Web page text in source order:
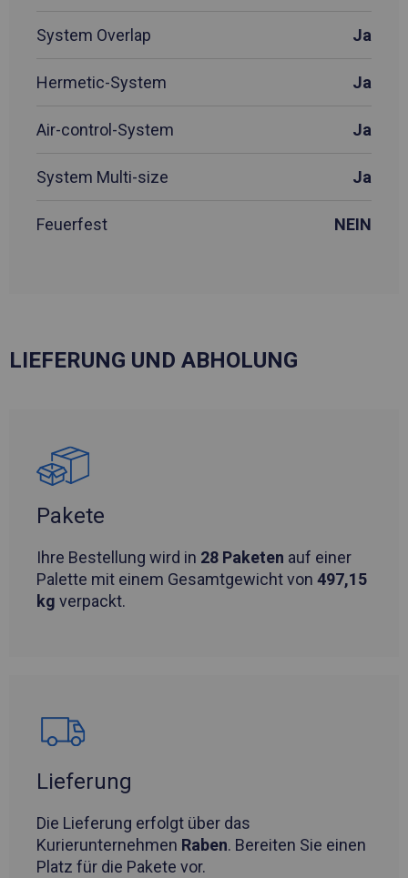
System Overlap Ja
Hermetic-System Ja
Air-control-System Ja
System Multi-size Ja
Feuerfest NEIN
LIEFERUNG UND ABHOLUNG
Pakete
Ihre Bestellung wird in 28 Paketen auf einer
Palette mit einem Gesamtgewicht von 497,15
kg verpackt.
Lieferung
Die Lieferung erfolgt über das
Kurierunternehmen Raben. Bereiten Sie einen
Platz für die Pakete vor.